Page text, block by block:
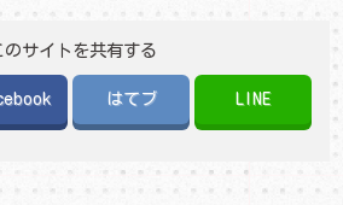
のサイトを共有する
はてブ LINE